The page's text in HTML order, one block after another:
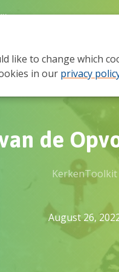
like to change which
in our privacy
Wat we doen
de
KerkenToolkit
August 26,